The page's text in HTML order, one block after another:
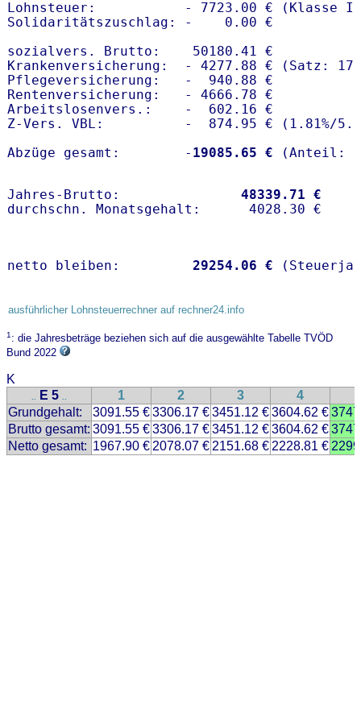
Lohnsteuer:           - 7723.00 € (Klasse I)
Solidaritätszuschlag: -    0.00 €
sozialvers. Brutto:    50180.41 €
Krankenversicherung:  - 4277.88 € (Satz:
Pflegeversicherung:   -  940.88 €
Rentenversicherung:   - 4666.78 €
Arbeitslosenvers.:    -  602.16 €
Z-Vers. VBL:          -  874.95 € ( 1.81%/
Abzüge gesamt:        - 19085.65 €
Jahres-Brutto: 48339.71 €
netto bleiben: 29254.06 €
ausführlicher Lohnsteuerrechner auf rechner24.info
1: die Jahresbeträge beziehen sich auf die ausgewählte Tabelle TVÖD
Bund 2022
K
.. E 5 .. 1 2 3 4
Grundgehalt:
3091.55 €3306.17 €3451.12 €3604.62 €
Brutto gesamt: 3091.55 €3306.17 €3451.12 €3604.62 €
Netto gesamt: 1967.90 € 2078.07 € 2151.68 € 2228.81 €